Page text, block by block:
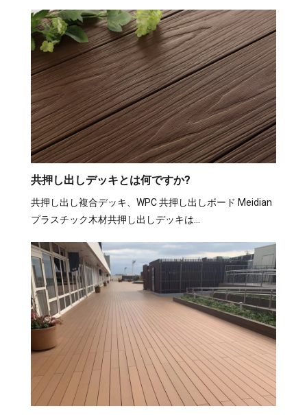
共押し出しデッキとは何ですか?
共押し出し複合デッキ、WPC 共押し出しボード Meidian
プラスチック木材共押し出しデッキは…